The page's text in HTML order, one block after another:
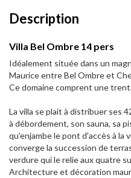
Description
Villa Bel Ombre 14 pers
Idéalement située dans un
Maurice entre Bel Ombre et
Ce domaine comprent une
La villa se plait à distribuer ses
à débordement, son sauna, sa
qu'enjambe le pont d'accès à la
converge la succession de
verdure qui le relie aux quatre
Architecture et décoration